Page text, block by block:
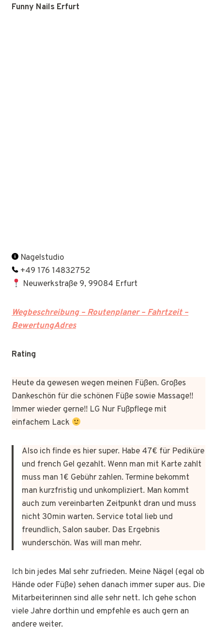
Funny Nails Erfurt
Nagelstudio
+49 176 14832752
Neuwerkstraße 9, 99084 Erfurt
Wegbeschreibung – Routenplaner – Fahrtzeit –
BewertungAdres
Rating
Heute da gewesen wegen meinen Füßen. Großes
Dankeschön für die schönen Füße sowie Massage!!
Immer wieder gerne!! LG Nur Fußpflege mit
einfachem Lack
Also ich finde es hier super. Habe 47€ für Pediküre
und french Gel gezahlt. Wenn man mit Karte zahlt
muss man 1€ Gebühr zahlen. Termine bekommt
man kurzfristig und unkompliziert. Man kommt
auch zum vereinbarten Zeitpunkt dran und muss
nicht 30min warten. Service total lieb und
freundlich, Salon sauber. Das Ergebnis
wunderschön. Was will man mehr.
Ich bin jedes Mal sehr zufrieden. Meine Nägel (egal ob
Hände oder Füße) sehen danach immer super aus. Die
Mitarbeiterinnen sind alle sehr nett. Ich gehe schon
viele Jahre dorthin und empfehle es auch gern an
andere weiter.